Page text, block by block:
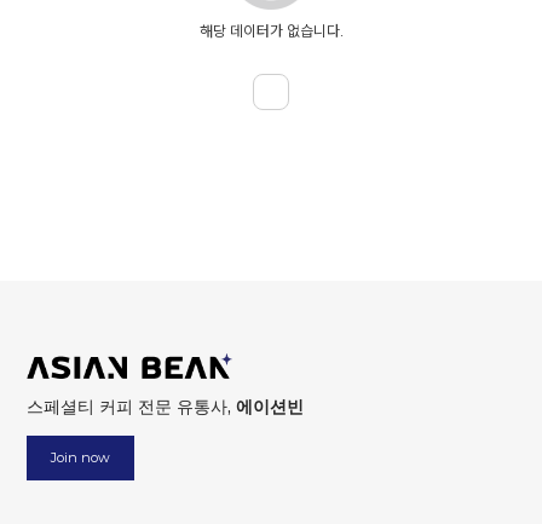
해당 데이터가 없습니다.
스페셜티 커피 전문 유통사,에이션빈
Join now